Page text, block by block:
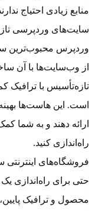
منابع زیادی احتیاج
سایت‌های وردپرسی
وردپرس محبوب‌ترین
از وب‌سایت‌ها با آن
تازه‌تأسیس با ترافیک
است. این هاست‌ها
ارائه دهند و به شما
راه‌اندازی کنید.
فروشگاه‌های اینترنتی
حتی برای راه‌اندازی
محصول و ترافیک